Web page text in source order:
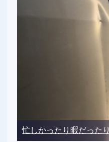
忙しかったり暇だったり